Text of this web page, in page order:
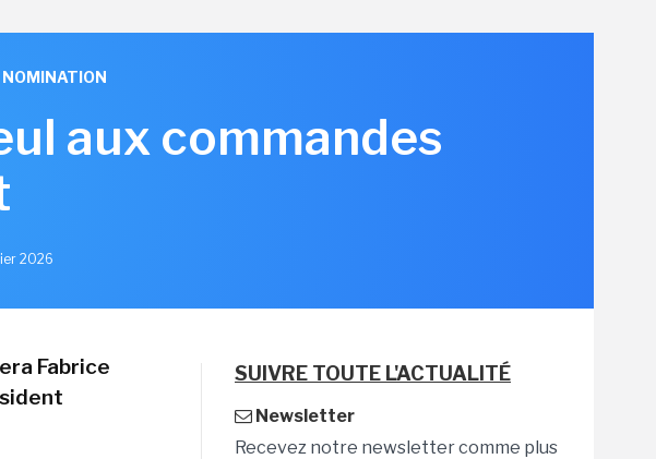
NOMINATION
aux commandes
2026
Fabrice
SUIVRE TOUTE L'ACTUALITÉ
Newsletter
Recevez notre newsletter comme plus